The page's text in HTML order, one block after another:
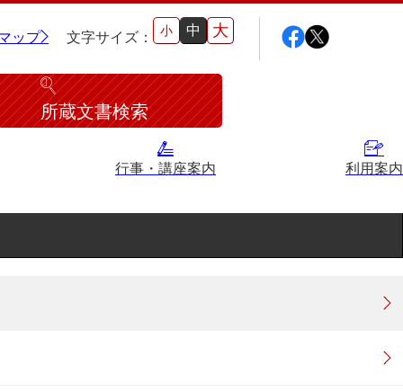
ップ 文字サイズ： 小 中 大
所蔵文書検索
行事・講座案内 利用案内